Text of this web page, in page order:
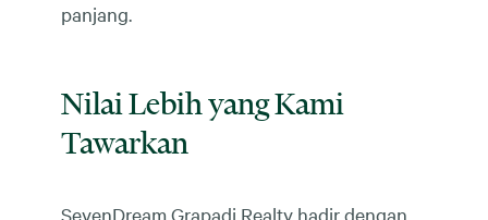
panjang.
Nilai Lebih yang Kami
Tawarkan
SevenDream Grapadi Realty hadir dengan